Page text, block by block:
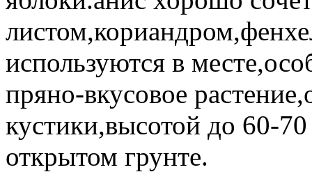
используются в
пряно-вкусовое
кустики,высотой до 60-
открытом грунте.